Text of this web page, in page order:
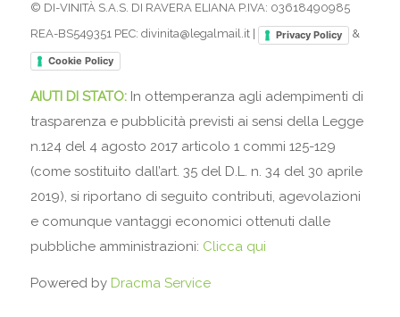
© DI-VINITÀ S.A.S. DI RAVERA ELIANA P.IVA: 03618490985
REA-BS549351 PEC: divinita@legalmail.it |
Privacy Policy &
Cookie Policy
AIUTI DI STATO: In ottemperanza agli adempimenti di
trasparenza e pubblicità previsti ai sensi della Legge
n.124 del 4 agosto 2017 articolo 1 commi 125-129
(come sostituito dall’art. 35 del D.L. n. 34 del 30 aprile
2019), si riportano di seguito contributi, agevolazioni
e comunque vantaggi economici ottenuti dalle
pubbliche amministrazioni: Clicca qui
Powered by Dracma Service